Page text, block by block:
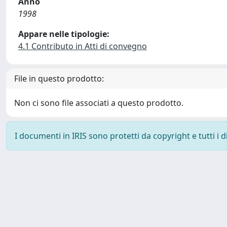
1998
Appare nelle tipologie:
4.1 Contributo in Atti di convegno
File in questo prodotto:
Non ci sono file associati a questo prodotto.
I documenti in IRIS sono protetti da copyright e tutti i